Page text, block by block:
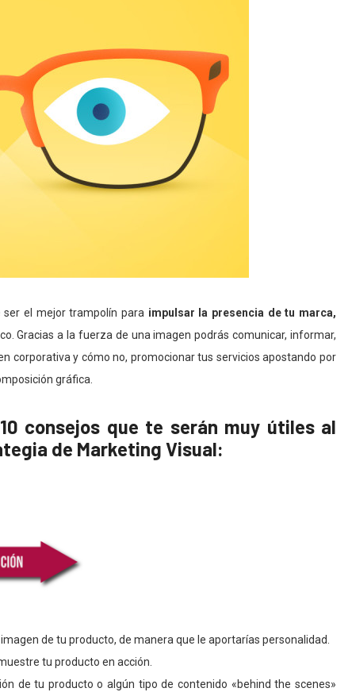
ser el mejor trampolín para impulsar la presencia de tu marca,
Gracias a la fuerza de una imagen podrás comunicar, informar,
corporativa y cómo no, promocionar tus servicios apostando por
gráfica.
consejos que te serán muy útiles al
de Marketing Visual:
de tu producto, de manera que le aportarías personalidad.
tu producto en acción.
de tu producto o algún tipo de contenido «behind the scenes»